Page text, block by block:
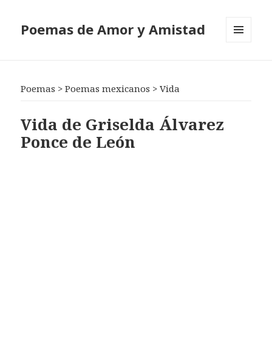
Poemas de Amor y Amistad
Poemas >Poemas mexicanos >Vida
Vida de Griselda Álvarez
Ponce de León